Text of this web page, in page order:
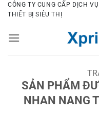
Bỏ
qua
dung
CÔNG TY CUNG CẤP DỊCH
THIẾT BỊ SIÊU THỊ
SẢN PHẨM
NHAN NANG